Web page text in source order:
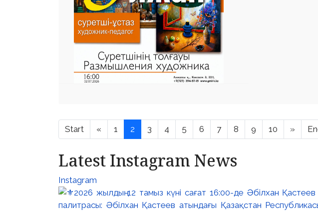
Start « 1 2 3 4 5 6 7 8 9 10 »
Latest Instagram News
Instagram